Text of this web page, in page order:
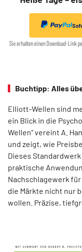
Sie erhalten einen Download-Link
Buchtipp: Alles
Elliott-Wellen sind
ein Blick in die
Wellen“ vereint A.
und zeigt, wie
Dieses
praktische
Nachschlagewerk
die Märkte nicht nur
wollen. Präzise,